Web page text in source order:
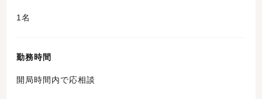
1名
勤務時間
開局時間内で応相談